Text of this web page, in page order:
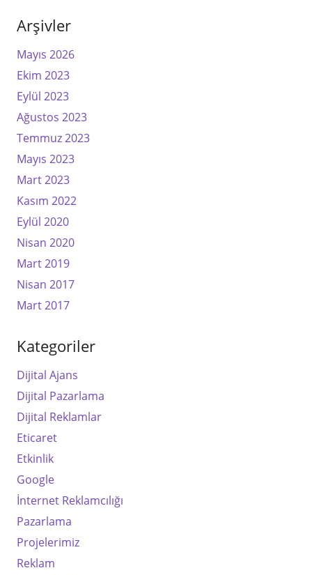
Arşivler
Mayıs 2026
Ekim 2023
Eylül 2023
Ağustos 2023
Temmuz 2023
Mayıs 2023
Mart 2023
Kasım 2022
Eylül 2020
Nisan 2020
Mart 2019
Nisan 2017
Mart 2017
Kategoriler
Dijital Ajans
Dijital Pazarlama
Dijital Reklamlar
Eticaret
Etkinlik
Google
İnternet Reklamcılığı
Pazarlama
Projelerimiz
Reklam